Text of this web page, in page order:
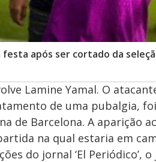
festa após ser cortado da
Lamine Yamal. O
de uma pubalgia,
de Barcelona. A aparição
na qual estaria em
do jornal ‘El Periódico’,